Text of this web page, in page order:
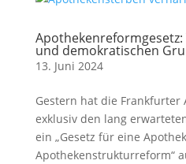
Apothekenreformgesetz:
und demokratischen
13. Juni 2024
Gestern hat die Frankfurter
exklusiv den lang
ein „Gesetz für eine
Apothekenstrukturreform“